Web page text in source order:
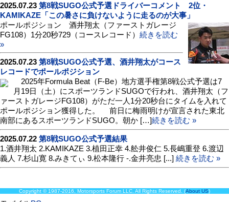
2025.07.23 第8戦SUGO公式予選ドライバーコメント 2位・
KAMIKAZE「この暑さに負けないように走るのが大事」
ポールポジション 酒井翔太（ファーストガレージ
FG108）1分20秒729（コースレコード） 続きを読む
»
2025.07.23 第8戦SUGO公式予選、酒井翔太がコース
レコードでポールポジション
2025年Formula Beat（F-Be）地方選手権第8戦公式予選は7
月19日（土）にスポーツランドSUGOで行われ、酒井翔太（フ
ァーストガレージFG108）がただ一人1分20秒台にタイムを入れて
ポールポジション獲得した。 前日に梅雨明けが宣言された東北
南部にあるスポーツランドSUGO。朝か […]続きを読む »
2025.07.22 第8戦SUGO公式予選結果
1.酒井翔太 2.KAMIKAZE 3.植田正幸 4.舩井俊仁 5.長嶋重登 6.渡辺
義人 7.杉山寛 8.みきてぃ 9.松本隆行 -.金井亮忠 [...] 続きを読む »
Copyright © 1987-2016, Motorsports Forum LLC. All Rights Reserved. (About US)